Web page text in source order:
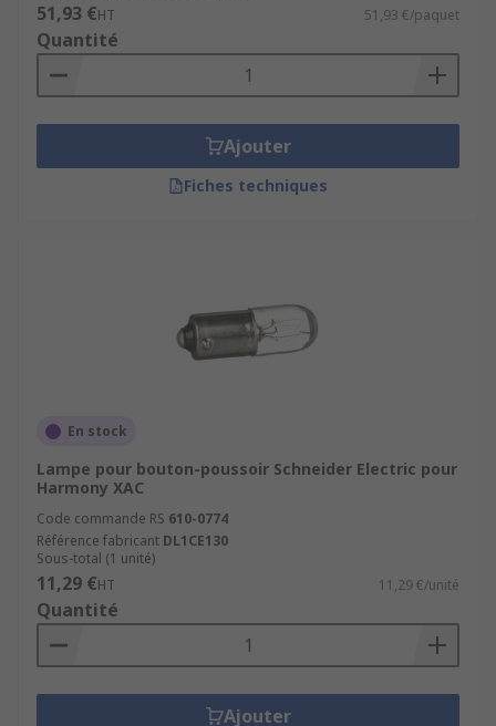
51,93 €HT 51,93 €/paquet
Quantité
Ajouter
Fiches techniques
En stock
Lampe pour bouton-poussoir Schneider Electric pour
Harmony XAC
Code commande RS 610-0774
Référence fabricant DL1CE130
Sous-total (1 unité)
11,29 €HT 11,29 €/unité
Quantité
Ajouter